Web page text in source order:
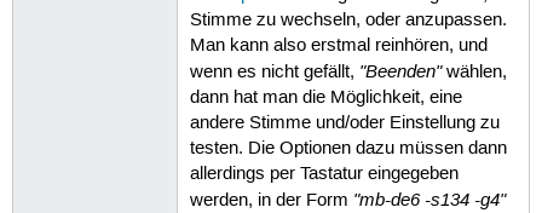
Stimme zu wechseln, oder anzupassen.
Man kann also erstmal reinhören, und
wenn es nicht gefällt, "Beenden"wählen,
dann hat man die Möglichkeit, eine
andere Stimme und/oder Einstellung zu
testen. Die Optionen dazu müssen dann
allerdings per Tastatur eingegeben
werden, in der Form "mb-de6 -s134 -g4"